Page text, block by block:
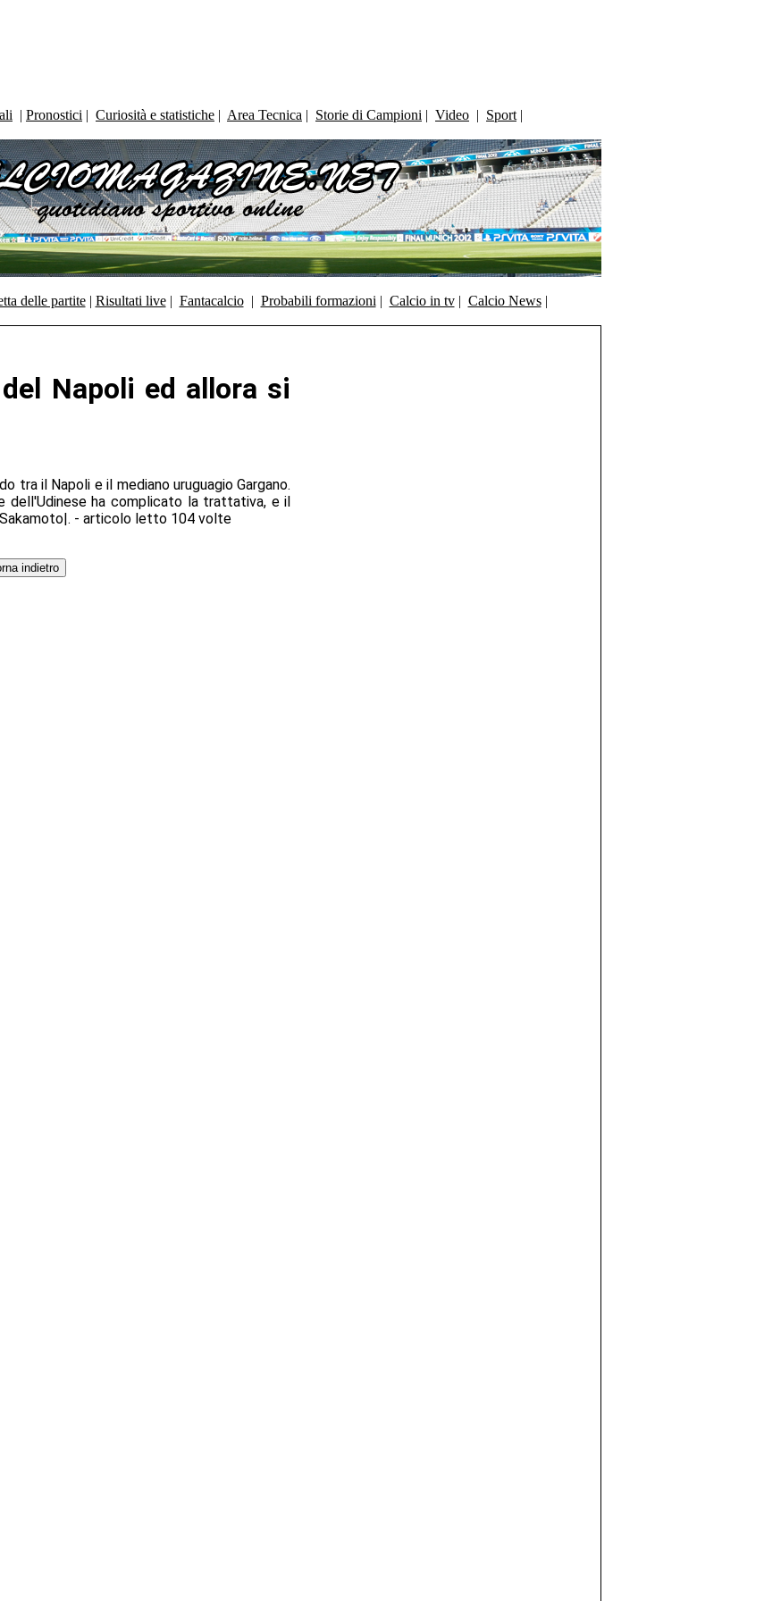
| Pronostici | Curiosità e statistiche | Area Tecnica | Storie di Campioni | Video | Sport |
delle partite| Risultati live| Fantacalcio| Probabili formazioni | Calcio in tv| Calcio News|
Napoli ed allora si
tra il Napoli e il mediano uruguagio Gargano.
dell'Udinese ha complicato la trattativa, e il
- articolo letto 104 volte